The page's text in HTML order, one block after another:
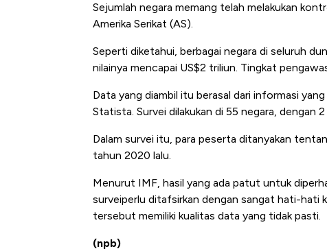
Sejumlah negara memang telah melakukan
Amerika Serikat (AS).
Seperti diketahui, berbagai negara di seluruh
nilainya mencapai US$2 triliun. Tingkat
Data yang diambil itu berasal dari informasi
Statista. Survei dilakukan di 55 negara, dengan
Dalam survei itu, para peserta ditanyakan
tahun 2020 lalu.
Menurut IMF, hasil yang ada patut untuk
surveiperlu ditafsirkan dengan sangat hati-hati
tersebut memiliki kualitas data yang tidak pasti.
(npb)